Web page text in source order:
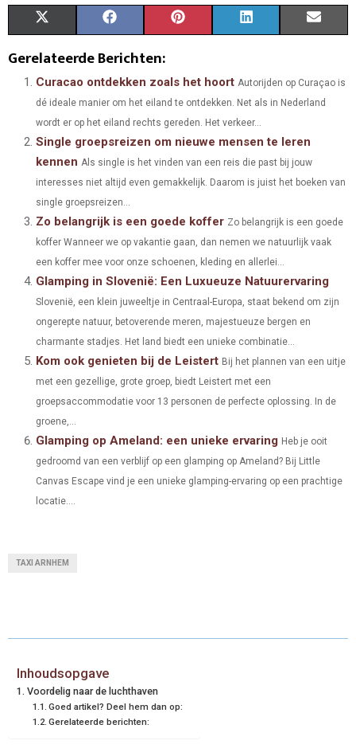
R
O
T
W
T
E
R
)
A
R
O
C
E
B
O
K
A
R
O
N
N
T
R
E
S
T
A
R
O
N
N
K
D
N
Gerelateerde Berichten:
Curacao ontdekken zoals het hoort Autorijden op Curaçao is
dé ideale manier om het eiland te ontdekken. Net als in Nederland
wordt er op het eiland rechts gereden. Het verkeer...
Single groepsreizen om nieuwe mensen te leren
kennen Als single is het vinden van een reis die past bij jouw
interesses niet altijd even gemakkelijk. Daarom is juist het boeken van
single groepsreizen...
Zo belangrijk is een goede koffer Zo belangrijk is een goede
koffer Wanneer we op vakantie gaan, dan nemen we natuurlijk vaak
een koffer mee voor onze schoenen, kleding en allerlei...
Glamping in Slovenië: Een Luxueuze Natuurervaring
Slovenië, een klein juweeltje in Centraal-Europa, staat bekend om zijn
ongerepte natuur, betoverende meren, majestueuze bergen en
charmante stadjes. Het land biedt een unieke combinatie...
Kom ook genieten bij de Leistert Bij het plannen van een uitje
met een gezellige, grote groep, biedt Leistert met een
groepsaccommodatie voor 13 personen de perfecte oplossing. In de
groene,...
Glamping op Ameland: een unieke ervaring Heb je ooit
gedroomd van een verblijf op een glamping op Ameland? Bij Little
Canvas Escape vind je een unieke glamping-ervaring op een prachtige
locatie....
TAXI ARNHEM
Inhoudsopgave
Voordelig naar de luchthaven
Goed artikel? Deel hem dan op:
Gerelateerde berichten: